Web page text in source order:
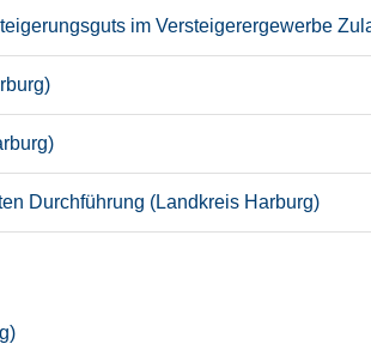
im Versteigerergewerbe
Durchführung (Landkreis Harburg)